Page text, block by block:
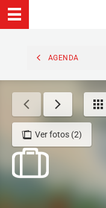
AGENDA
Ver fotos (2)